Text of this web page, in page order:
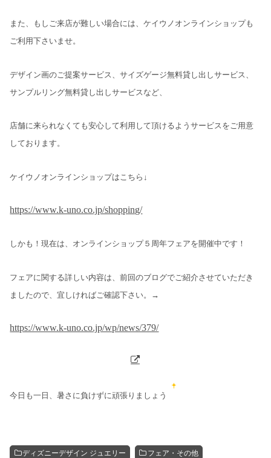
また、もしご来店が難しい場合には、ケイウノオンラインショップも
ご利用下さいませ。
デザイン画のご提案サービス、サイズゲージ無料貸し出しサービス、
サンプルリング無料貸し出しサービスなど、
店舗に来られなくても安心して利用して頂けるようサービスをご用意
しております。
ケイウノオンラインショップはこちら↓
https://www.k-uno.co.jp/shopping/
しかも！現在は、オンラインショップ５周年フェアを開催中です！
フェアに関する詳しい内容は、前回のブログでご紹介させていただき
ましたので、宜しければご確認下さい。→
https://www.k-uno.co.jp/wp/news/379/
今日も一日、暑さに負けずに頑張りましょう
ディズニーデザイン ジュエリー フェア・その他